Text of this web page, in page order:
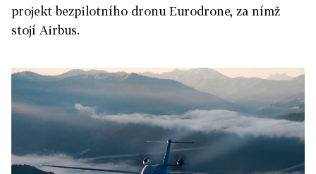
projekt bezpilotního dronu Eurodrone, za nímž
stojí Airbus.